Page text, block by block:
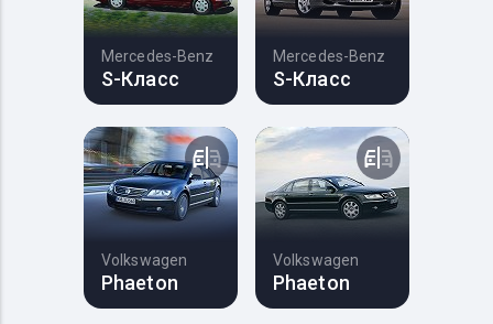
Mercedes-Benz
S-Класс
Mercedes-Benz
S-Класс
Volkswagen
Phaeton
Volkswagen
Phaeton